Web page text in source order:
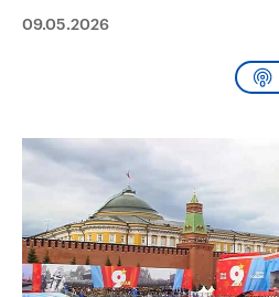
09.05.2026